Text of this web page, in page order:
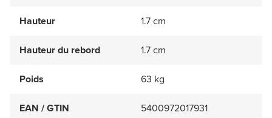
Hauteur 1.7 cm
Hauteur du rebord 1.7 cm
Poids 63 kg
EAN / GTIN
5400972017931